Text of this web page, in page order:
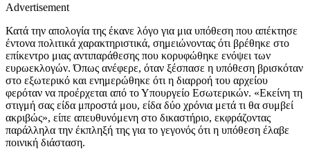
Advertisement
Κατά την απολογία της έκανε λόγο για μια υπόθεση που απέκτησε
έντονα πολιτικά χαρακτηριστικά, σημειώνοντας ότι βρέθηκε στο
επίκεντρο μιας αντιπαράθεσης που κορυφώθηκε ενόψει των
ευρωεκλογών. Όπως ανέφερε, όταν ξέσπασε η υπόθεση βρισκόταν
στο εξωτερικό και ενημερώθηκε ότι η διαρροή του αρχείου
φερόταν να προέρχεται από το Υπουργείο Εσωτερικών. «Εκείνη τη
στιγμή σας είδα μπροστά μου, είδα δύο χρόνια μετά τι θα συμβεί
ακριβώς», είπε απευθυνόμενη στο δικαστήριο, εκφράζοντας
παράλληλα την έκπληξή της για το γεγονός ότι η υπόθεση έλαβε
ποινική διάσταση.